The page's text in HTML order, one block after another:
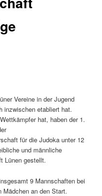
Vereine in der Jugend
inzwischen etabliert hat.
hat, haben der 1.
für die Judoka unter 12
und männliche
Lünen gestellt.
9 Mannschaften bei
Mädchen an den Start.